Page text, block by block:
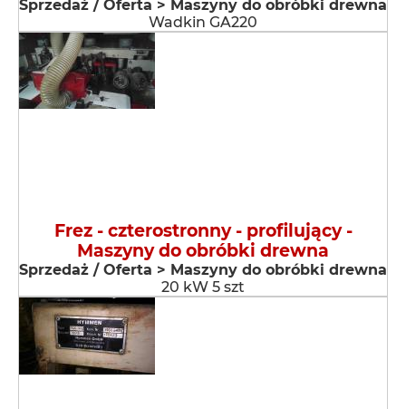
Sprzedaż / Oferta > Maszyny do obróbki drewna
Wadkin GA220
Frez - czterostronny - profilujący -
Maszyny do obróbki drewna
Sprzedaż / Oferta > Maszyny do obróbki drewna
20 kW 5 szt